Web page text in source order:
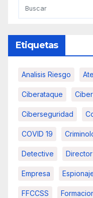
Etiquetas
Analisis Riesgo
Ciberataque
Ciberseguridad
COVID 19
Detective
Empresa
FFCCSS